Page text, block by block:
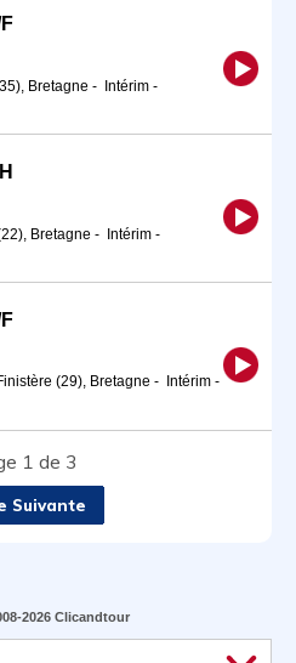
Bretagne - Intérim -
Bretagne - Intérim -
(29), Bretagne - Intérim -
1 de 3
Suivante
2026 Clicandtour